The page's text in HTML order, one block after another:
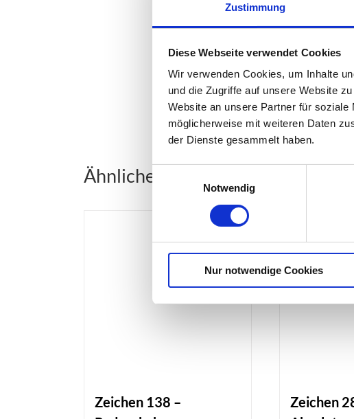
Zustimmung
Diese Webseite verwendet Cookies
Wir verwenden Cookies, um Inhalte
und die Zugriffe auf unsere Website
Website an unsere Partner für soziale
möglicherweise mit weiteren Daten
der Dienste gesammelt haben.
Einwilligungsauswahl
Notwendig
Nur notwendige Cookies
Ähnliche Produkte
Zeichen 138 –
Zeichen